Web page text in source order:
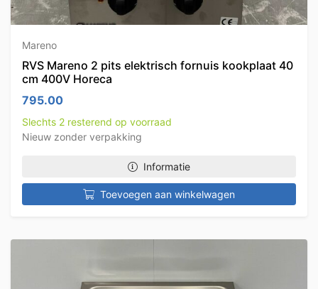
Mareno
RVS Mareno 2 pits elektrisch fornuis kookplaat 40
cm 400V Horeca
795.00
Slechts 2 resterend op voorraad
Nieuw zonder verpakking
Informatie
Toevoegen aan winkelwagen